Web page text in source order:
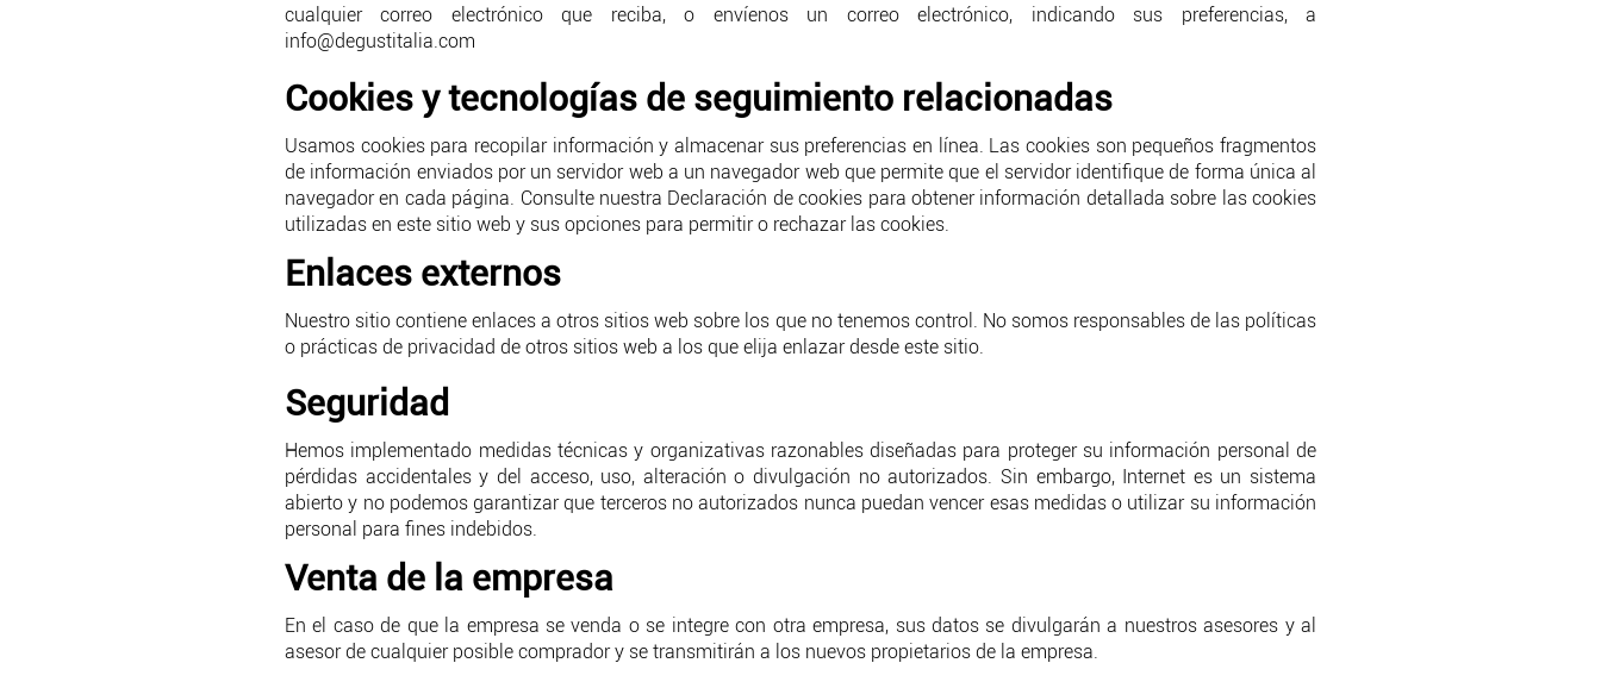
cualquier correo electrónico que reciba, o envíenos un correo electrónico, indicando sus preferencias, a
info@degustitalia.com
Cookies y tecnologías de seguimiento relacionadas
Usamos cookies para recopilar información y almacenar sus preferencias en línea. Las cookies son pequeños fragmentos
de información enviados por un servidor web a un navegador web que permite que el servidor identifique de forma única al
navegador en cada página. Consulte nuestra Declaración de cookies para obtener información detallada sobre las cookies
utilizadas en este sitio web y sus opciones para permitir o rechazar las cookies.
Enlaces externos
Nuestro sitio contiene enlaces a otros sitios web sobre los que no tenemos control. No somos responsables de las políticas
o prácticas de privacidad de otros sitios web a los que elija enlazar desde este sitio.
Seguridad
Hemos implementado medidas técnicas y organizativas razonables diseñadas para proteger su información personal de
pérdidas accidentales y del acceso, uso, alteración o divulgación no autorizados. Sin embargo, Internet es un sistema
abierto y no podemos garantizar que terceros no autorizados nunca puedan vencer esas medidas o utilizar su información
personal para fines indebidos.
Venta de la empresa
En el caso de que la empresa se venda o se integre con otra empresa, sus datos se divulgarán a nuestros asesores y al
asesor de cualquier posible comprador y se transmitirán a los nuevos propietarios de la empresa.